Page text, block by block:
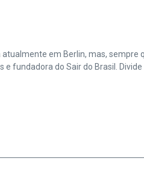
em Berlin, mas,
do Sair do Brasil.